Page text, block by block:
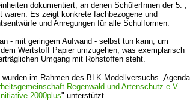
dokumentiert, an denen SchülerInnen der 5. ,
waren. Es zeigt konkrete fachbezogene und
und Anregungen für alle Schulformen.
- mit geringem Aufwand - selbst tun kann, um
Wertstoff Papier umzugehen, was exemplarisch
Umgang mit Rohstoffen steht.
im Rahmen des BLK-Modellversuchs „Agenda
Regenwald und Artenschutz e.V.
Initiative 2000plus" unterstützt